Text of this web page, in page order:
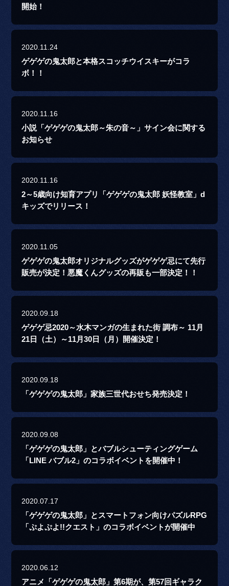
開始！
2020.11.24
ゲゲゲの鬼太郎と本格スコッチウイスキーがコラ
ボ！！
2020.11.16
小説「ゲゲゲの鬼太郎～朱の音～」サイン会に関する
お知らせ
2020.11.16
2～5歳向け知育アプリ「ゲゲゲの鬼太郎 妖怪教室」d
キッズでリリース！
2020.11.05
ゲゲゲの鬼太郎オリジナルグッズがゲゲゲ忌にて先行
販売が決定！悪魔くんグッズの再販も一部決定！！
2020.09.18
ゲゲゲ忌2020～水木マンガの生まれた街 調布～ 11月
21日（土）～11月30日（月）開催決定！
2020.09.18
「ゲゲゲの鬼太郎」家族三世代おせち発売決定！
2020.09.08
「ゲゲゲの鬼太郎」とバブルシューティングゲーム
「LINE バブル2」のコラボイベントを開催中！
2020.07.17
「ゲゲゲの鬼太郎」とスマートフォン向けパズルRPG
「ぷよぷよ!!クエスト」のコラボイベントが開催中
2020.06.12
アニメ「ゲゲゲの鬼太郎」第6期が、第57回ギャラク